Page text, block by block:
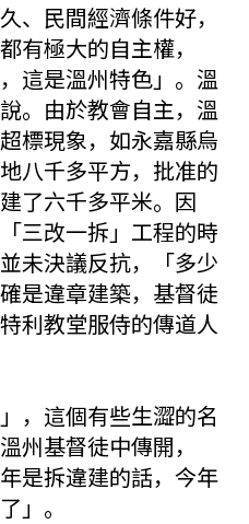
、民間經濟條件好，
有極大的自主權，
這是溫州特色」。溫
。由於教會自主，溫
標現象，如永嘉縣烏
八千多平方，批准的
了六千多平米。因
三改一拆」工程的時
未決議反抗，「多少
是違章建築，基督徒
利教堂服侍的傳道人
，這個有些生澀的名
州基督徒中傳開，
是拆違建的話，今年
」。